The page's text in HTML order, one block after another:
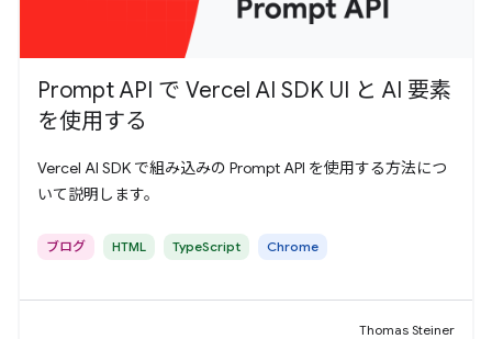
Prompt API で Vercel AI SDK UI と AI 要素
を使用する
Vercel AI SDK で組み込みの Prompt API を使用する方法につ
いて説明します。
ブログ HTML TypeScript Chrome
Thomas Steiner